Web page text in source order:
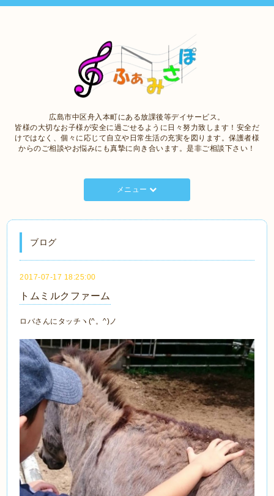
広島市中区舟入本町にある放課後等デイサービス。
皆様の大切なお子様が安全に過ごせるように日々努力致します！安全だ
けではなく、個々に応じて自立や日常生活の充実を図ります。保護者様
からのご相談やお悩みにも真摯に向き合います。是非ご相談下さい！
メニュー
ブログ
2017-07-17 18:25:00
トムミルクファーム
ロバさんにタッチヽ(^。^)ノ